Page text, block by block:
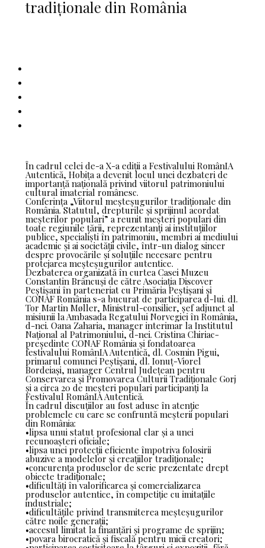
tradiționale din România
În cadrul celei de-a X-a ediții a Festivalului RomânIA
Autentică, Hobița a devenit locul unei dezbateri de
importanță națională privind viitorul patrimoniului
cultural imaterial românesc.
Conferința „Viitorul meșteșugurilor tradiționale din
România. Statutul, drepturile și sprijinul acordat
meșterilor populari” a reunit meșteri populari din
toate regiunile țării, reprezentanți ai instituțiilor
publice, specialiști în patrimoniu, membri ai mediului
academic și ai societății civile, într-un dialog sincer
despre provocările și soluțiile necesare pentru
protejarea meșteșugurilor autentice.
Dezbaterea organizată în curtea Casei Muzeu
Constantin Brâncuși de către Asociația Discover
Peștișani în parteneriat cu Primăria Peștișani și
CONAF România s-a bucurat de participarea d-lui. dl.
Tor Martin Møller, Ministrul-consilier, șef adjunct al
misiunii la Ambasada Regatului Norvegiei în România,
d-nei. Oana Zaharia, manager interimar la Institutul
Național al Patrimoniului, d-nei. Cristina Chiriac-
președinte CONAF România și fondatoarea
festivalului RomânIA Autentică, dl. Cosmin Pigui,
primarul comunei Peștișani, dl. Ionuț-Viorel
Bordeiași, manager Centrul Județean pentru
Conservarea și Promovarea Culturii Tradiționale Gorj
și a circa 20 de meșteri populari participanți la
Festivalul RomânIA Autentică.
În cadrul discuțiilor au fost aduse în atenție
problemele cu care se confruntă meșterii populari
din România:
•lipsa unui statut profesional clar și a unei
recunoașteri oficiale;
•lipsa unei protecții eficiente împotriva folosirii
abuzive a modelelor și creațiilor tradiționale;
•concurența produselor de serie prezentate drept
obiecte tradiționale;
•dificultăți în valorificarea și comercializarea
produselor autentice, în competiție cu imitațiile
industriale;
•dificultățile privind transmiterea meșteșugurilor
către noile generații;
•accesul limitat la finanțări și programe de sprijin;
•povara birocratică și fiscală pentru micii creatori;